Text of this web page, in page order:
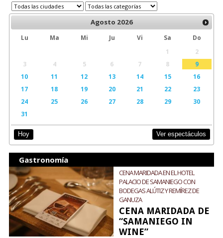
Agosto 2026
Lu Ma Mi Ju Vi Sa
Do
1
2
3
4 5 6 7 8
9
10
11 12 13 14 15
16
17
18 19 20 21 22
23
24
25 26 27 28 29
30
31
Hoy Ver espectáculos
Gastronomía
CENA MARIDADA EN EL HOTEL
PALACIO DE SAMANIEGO CON
BODEGAS ALÚTIZ Y REMÍREZ DE
GANUZA
CENA MARIDADA DE
“SAMANIEGO IN
WINE”